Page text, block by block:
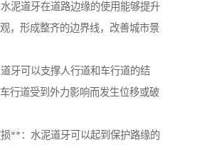
泥道牙在道路边缘的使用能够提升
，形成整齐的边界线，改善城市景
牙可以支撑人行道和车行道的结
行道受到外力影响而发生位移或破
**：水泥道牙可以起到保护路缘的